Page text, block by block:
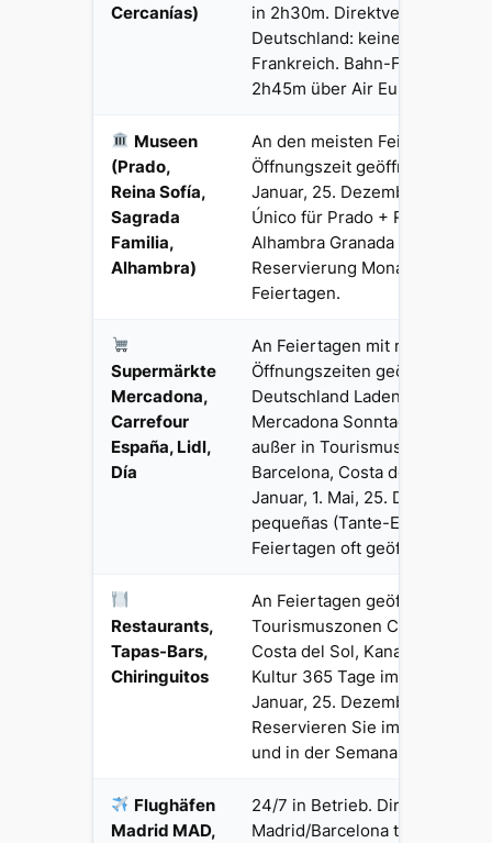
Cercanías)
in 2h30m.
Deutschland: keine, Umstieg in
Frankreich. Bahn-Flug
2h45m über Air Europa/
Museen
(Prado,
Reina Sofía,
Sagrada
Familia,
Alhambra)
An den meisten Feiertagen
Öffnungszeit geöffnet.
Januar, 25. Dezember. Madrid
Único für Prado + Reina Sofía
Alhambra Granada erfordert
Reservierung Monate im
Feiertagen.
Supermärkte
Mercadona,
Carrefour
España, Lidl,
Día
An Feiertagen mit reduzierten
Öffnungszeiten geöffnet
Deutschland
Mercadona Sonntagsöffnung
außer in Tourismuszonen
Barcelona, Costa del Sol.
Januar, 1. Mai, 25. Dezember.
pequeñas (Tante-Emma-
Feiertagen oft geöffnet.
Restaurants,
Tapas-Bars,
Chiringuitos
An Feiertagen geöffnet,
Tourismuszonen Costa Brava,
Costa del Sol, Kanarische
Kultur 365 Tage im Jahr.
Januar, 25. Dezember
Reservieren Sie im Sommer
und in der Semana Santa
Flughäfen
Madrid MAD,
24/7 in Betrieb. Direktflüge
Madrid/Barcelona täglich